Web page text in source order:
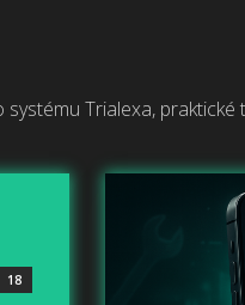
systému Trialexa,
18